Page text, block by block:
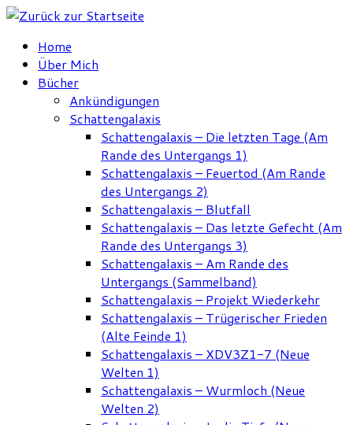
Zum
springenHome
Über Mich
Bücher
Ankündigungen
Schattengalaxis
Schattengalaxis – Die letzten Tage (Am
Rande des Untergangs 1)
Schattengalaxis – Feuertod (Am Rande
des Untergangs 2)
Schattengalaxis – Blutfall
Schattengalaxis – Das letzte Gefecht (Am
Rande des Untergangs 3)
Schattengalaxis – Am Rande des
Untergangs (Sammelband)
Schattengalaxis – Projekt Wiederkehr
Schattengalaxis – Trügerischer Frieden
(Alte Feinde 1)
Schattengalaxis – XDV3Z1-7 (Neue
Welten 1)
Schattengalaxis – Wurmloch (Neue
Welten 2)